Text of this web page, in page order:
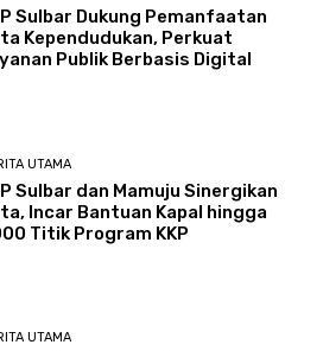
Sulbar Dukung Pemanfaatan
Kependudukan, Perkuat
Publik Berbasis Digital
UTAMA
Sulbar dan Mamuju Sinergikan
Incar Bantuan Kapal hingga
Titik Program KKP
UTAMA